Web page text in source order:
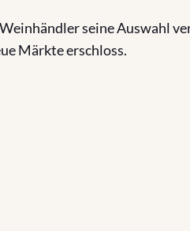
seine Auswahl
Märkte erschloss.